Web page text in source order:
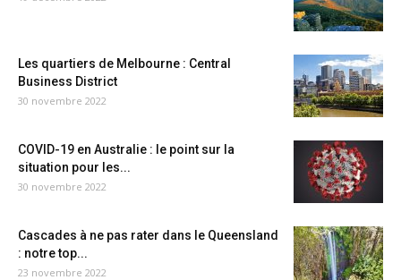
Les quartiers de Melbourne : Central
Business District
30 novembre 2022
COVID-19 en Australie : le point sur la
situation pour les...
30 novembre 2022
Cascades à ne pas rater dans le Queensland
: notre top...
23 novembre 2022